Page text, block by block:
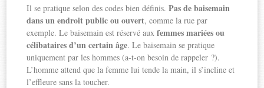
Il se pratique selon des codes bien définis.Pas de baisemain
dans un endroit public ou ouvert, comme la rue par
exemple. Le baisemain est réservé auxfemmes mariées ou
célibataires d’un certain âge. Le baisemain se pratique
uniquement par les hommes (a-t-on besoin de rappeler ?).
L’homme attend que la femme lui tende la main, il s’incline et
l’effleure sans la toucher.